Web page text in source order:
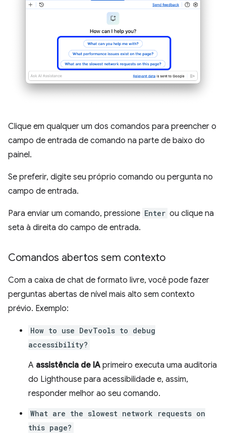
Clique em qualquer um dos comandos para preencher o
campo de entrada de comando na parte de baixo do
painel.
Se preferir, digite seu próprio comando ou pergunta no
campo de entrada.
Para enviar um comando, pressione Enter ou clique na
seta à direita do campo de entrada.
Comandos abertos sem contexto
Com a caixa de chat de formato livre, você pode fazer
perguntas abertas de nível mais alto sem contexto
prévio. Exemplo:
How to use DevTools to debug
accessibility?
A assistência de IA primeiro executa uma auditoria
do Lighthouse para acessibilidade e, assim,
responder melhor ao seu comando.
What are the slowest network requests on
this page?